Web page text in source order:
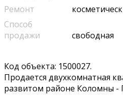
Ремонт
Способ
продажи
свободная
Код объекта: 1500027.
Продается двухкомнатная
развитом районе Коломны -